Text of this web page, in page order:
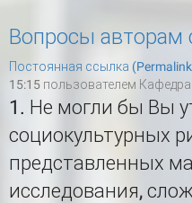
Вопросы авторам
Постоянная ссылка
15:15 пользователем
1. Не могли бы Вы
социокультурных
представленных
исследования,